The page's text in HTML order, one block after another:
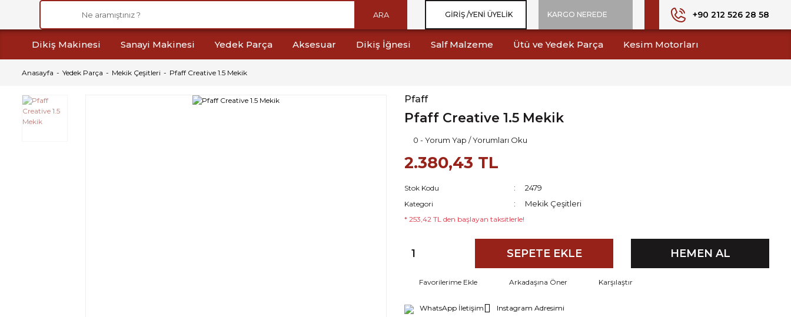
ARA GIRIŞ /YENI ÜYELIK KARGO NEREDE +90 212 526 28 58
Dikiş Makinesi Sanayi Makinesi Yedek Parça Aksesuar Dikiş İğnesi Salf Malzeme Ütü ve Yedek Parça Kesim Motorları
Anasayfa Yedek Parça Mekik Çeşitleri Pfaff Creative 1.5 Mekik
Pfaff
Pfaff Creative 1.5 Mekik
0 - Yorum Yap / Yorumları Oku
2.380,43 TL
Stok Kodu 2479
Kategori Mekik Çeşitleri
* 253,42 TL den başlayan taksitlerle!
SEPETE EKLE HEMEN AL
Arkadaşına Öner Karşılaştır
WhatsApp İletişim Instagram Adresimi